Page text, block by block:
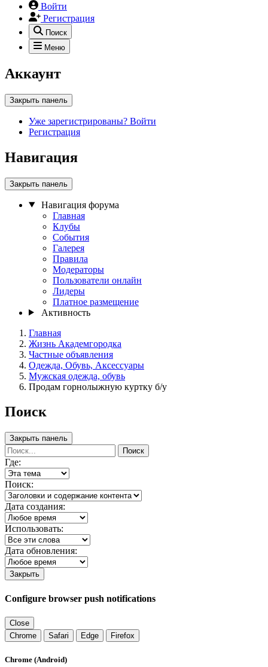
Войти
Регистрация
Поиск
Меню
Аккаунт
Закрыть панель
Уже зарегистрированы? Войти
Регистрация
Навигация
Закрыть панель
Навигация форума
Главная
Клубы
События
Галерея
Правила
Модераторы
Пользователи онлайн
Лидеры
Платное размещение
Активность
Главная
Жизнь Академгородка
Частные объявления
Одежда, Обувь, Аксессуары
Мужская одежда, обувь
Продам горнолыжную куртку б/у
Поиск
Закрыть панель
Поиск
Где:
Поиск:
Дата создания:
Использовать:
Дата обновления:
Закрыть
Configure browser push notifications
Close
Chrome
Safari Edge Firefox
Chrome (Android)